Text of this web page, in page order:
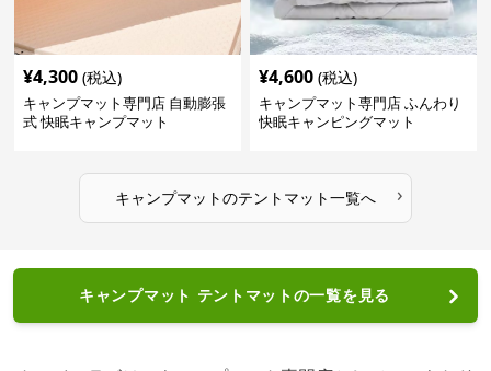
¥4,300 (税込)
キャンプマット専門店 自動膨張
式 快眠キャンプマット
¥4,600 (税込)
キャンプマット専門店 ふんわり
快眠キャンピングマット
キャンプマットのテントマット一覧へ ›
キャンプマット テントマットの一覧を見る